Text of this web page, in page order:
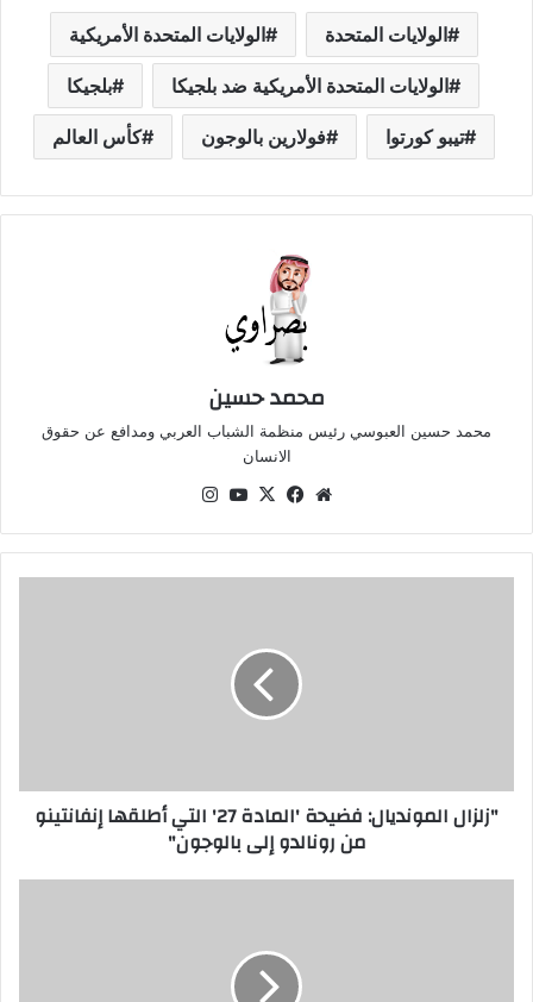
الولايات المتحدة الولايات المتحدة الأمريكية
الولايات المتحدة الأمريكية ضد بلجيكا بلجيكا
تيبو كورتوا فولارين بالوجون كأس العالم
محمد حسين
محمد حسين العبوسي رئيس منظمة الشباب العربي ومدافع عن حقوق
الانسان
موقعفيسبوك
‫X
‫YouTube
من
رونالدو
"زلزال المونديال: فضيحة 'المادة 27' التي أطلقها إنفانتينو
من رونالدو إلى بالوجون"